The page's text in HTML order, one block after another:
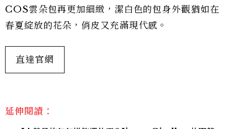
COS雲朵包再更加細緻，潔白色的包身外觀猶如在
春夏綻放的花朵，俏皮又充滿現代感。
直達官網
延伸閱讀：